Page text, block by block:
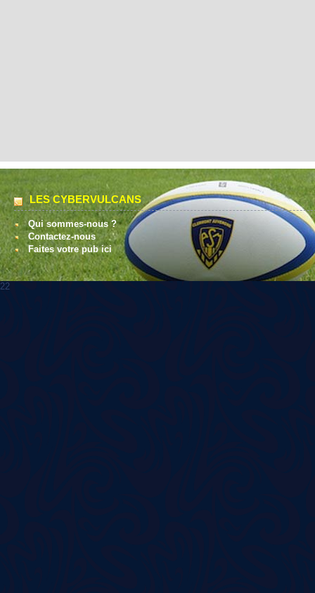
LES CYBERVULCANS
Qui sommes-nous ?
Contactez-nous
Faites votre pub ici
22